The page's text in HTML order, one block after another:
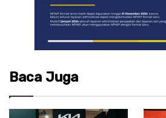
Baca Juga